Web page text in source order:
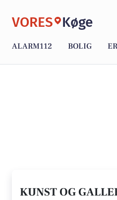
VORES Køge
ALARM112 BOLIG
KUNST OG